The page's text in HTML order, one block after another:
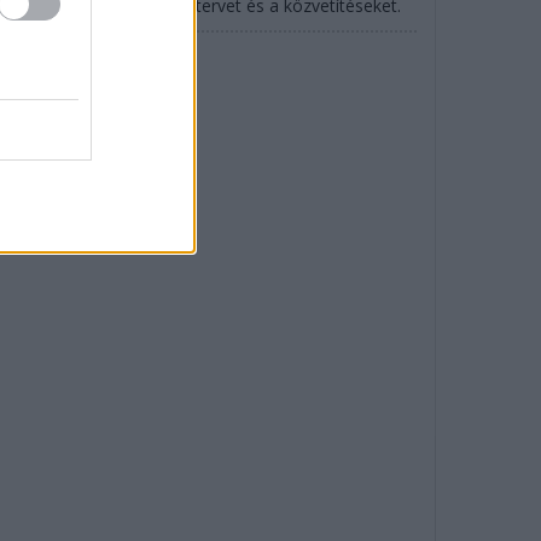
is: mutatjuk az időtervet és a közvetítéseket.